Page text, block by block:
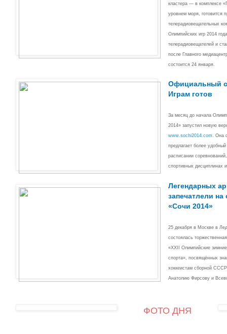
кластера — в комплексе
уровнем моря, готовится
телерадиовещательных
Олимпийских игр 2014
телерадиовещателей и
после Главного
состоится 24 января.
Официальный
Играм готов
За месяц до начала
2014» запустил новую
www.sochi2014.com . Она
предлагает более
расписании
спортивных дисциплинах
Легендарных
запечатлели
«Сочи 2014»
25 декабря в Москве в
состоялась
«ХХII Олимпийские
спорта», посвящённых
хоккеистам сборной
Анатолию Фирсову и
ФОТО ДНЯ